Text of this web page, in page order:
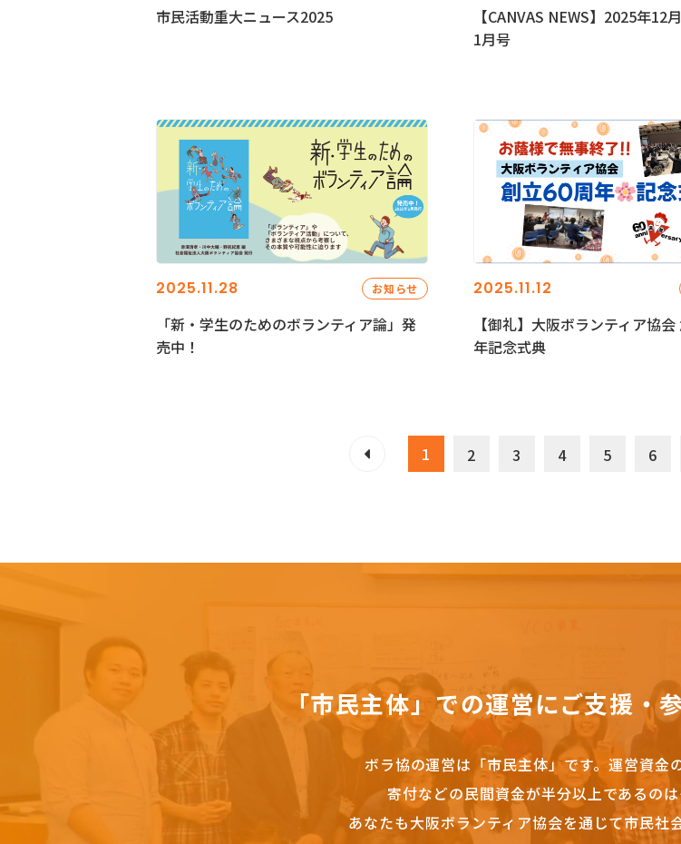
市民活動重大ニュース2025
【CANVAS NEWS】2025年12
1月号
2025.11.28 お知らせ
「新・学生のためのボランティア論」発
売中！
2025.11.12
【御礼】大阪ボランティア協
年記念式典
1 2 3 4 5 6
「市民主体」での運営にご支援・
ボラ協の運営は「市民主体」です。 運営資金
寄付などの民間資金が半分以上であるのは
あなたも大阪ボランティア協会を通じて市民社